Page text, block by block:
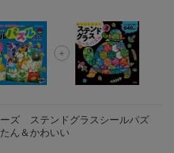
ントもらえる＆抽選で豪華景品
入で無料データSIM（3GB/月プ
ズ ステンドグラスシールパズ
ん＆かわいい